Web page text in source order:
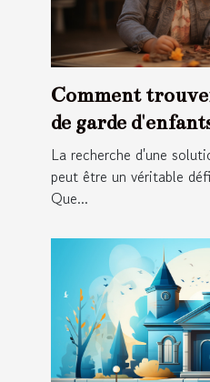
Comment
de garde
France ?
La recherche d'une
peut être un véritable
Que...